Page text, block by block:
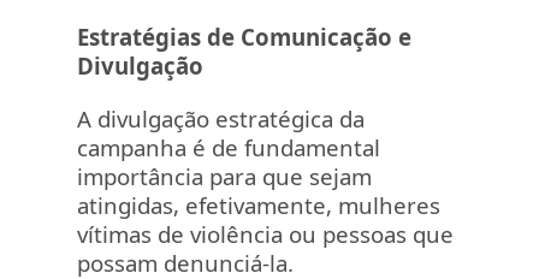
Estratégias de Comunicação e
Divulgação
A divulgação estratégica da
campanha é de fundamental
importância para que sejam
atingidas, efetivamente, mulheres
vítimas de violência ou pessoas que
possam denunciá-la.